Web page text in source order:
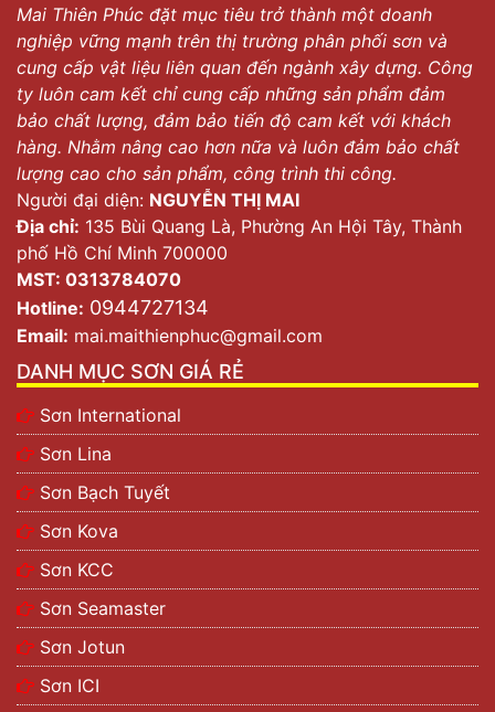
Mai Thiên Phúc đặt mục tiêu trở thành một doanh
nghiệp vững mạnh trên thị trường phân phối sơn và
cung cấp vật liệu liên quan đến ngành xây dựng. Công
ty luôn cam kết chỉ cung cấp những sản phẩm đảm
bảo chất lượng, đảm bảo tiến độ cam kết với khách
hàng. Nhằm nâng cao hơn nữa và luôn đảm bảo chất
lượng cao cho sản phẩm, công trình thi công.
Người đại diện: NGUYỄN THỊ MAI
Địa chỉ: 135 Bùi Quang Là, Phường An Hội Tây, Thành
phố Hồ Chí Minh 700000
MST: 0313784070
Hotline: 0944727134
Email: mai.maithienphuc@gmail.com
DANH MỤC SƠN GIÁ RẺ
Sơn International
Sơn Lina
Sơn Bạch Tuyết
Sơn Kova
Sơn KCC
Sơn Seamaster
Sơn Jotun
Sơn ICI